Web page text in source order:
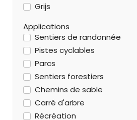
Grijs
Applications
Sentiers de randonnée
Pistes cyclables
Parcs
Sentiers forestiers
Chemins de sable
Carré d'arbre
Récréation